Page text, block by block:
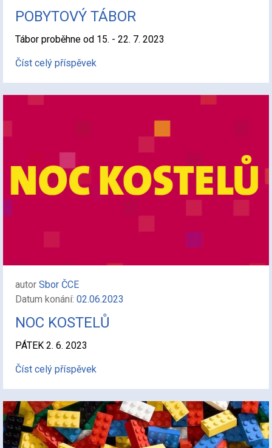
POBYTOVÝ TÁBOR
Tábor proběhne od 15. - 22. 7. 2023
Číst celý příspěvek
autor Sbor ČCE
Datum konání: 02.06.2023
NOC KOSTELŮ
PÁTEK 2. 6. 2023
Číst celý příspěvek